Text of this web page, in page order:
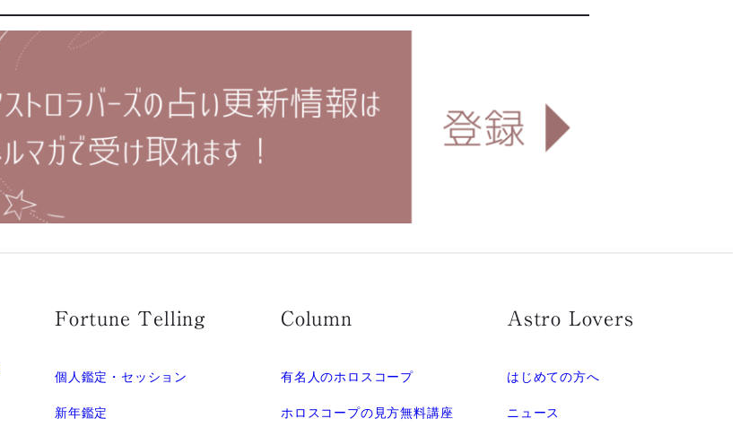
Fortune Telling
個人鑑定・セッション
新年鑑定
Column
有名人のホロスコープ
ホロスコープの見方無料講座
Astro Lovers
はじめての方へ
ニュース